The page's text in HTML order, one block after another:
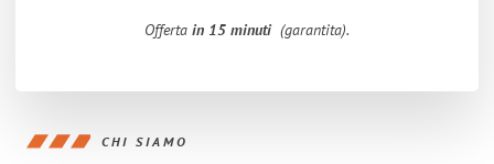
Offerta in 15 minuti (garantita).
CHI SIAMO